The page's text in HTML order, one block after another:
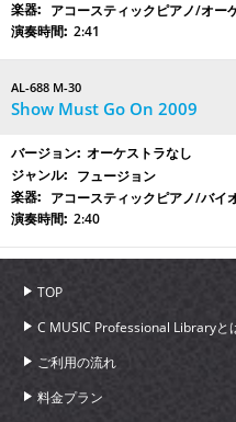
アコースティックピアノ/オー
2:41
AL-688 M-30
Show Must Go On 2009
オーケストラなし
フュージョン
アコースティックピアノ/バイ
2:40
TOP
C MUSIC Professional Libraryと
ご利用の流れ
料金プラン